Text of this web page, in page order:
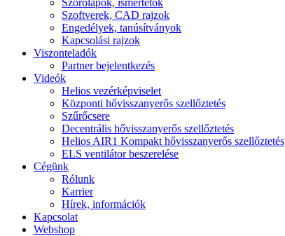
Szórólapok, ismertetők
Szoftverek, CAD rajzok
Engedélyek, tanúsítványok
Kapcsolási rajzok
Viszonteladók
Partner bejelentkezés
Videók
Helios vezérképviselet
Központi hővisszanyerős szellőztetés
Szűrőcsere
Decentrális hővisszanyerős szellőztetés
Helios AIR1 Kompakt hővisszanyerős szellőztetés
ELS ventilátor beszerelése
Cégünk
Rólunk
Karrier
Hírek, információk
Kapcsolat
Webshop